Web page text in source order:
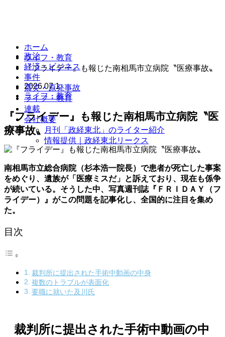
政治
経済・ビジネス
事件
震災・原発事故
ライフ・教育
連載
会社概要
月刊「政経東北」のライター紹介
情報提供｜政経東北リークス
ホーム
ライフ・教育
『フライデー』も報じた南相馬市立病院〝医療事故〟
2026.07.1
ライフ・教育
『フライデー』も報じた南相馬市立病院〝医
療事故〟
南相馬市立総合病院（杉本浩一院長）で患者が死亡した事案
をめぐり、遺族が「医療ミスだ」と訴えており、現在も係争
が続いている。そうした中、写真週刊誌『ＦＲＩＤＡＹ（フ
ライデー）』がこの問題を記事化し、全国的に注目を集め
た。
目次
裁判所に提出された手術中動画の中身
複数のトラブルが表面化
要職に就いた及川氏
裁判所に提出された手術中動画の中